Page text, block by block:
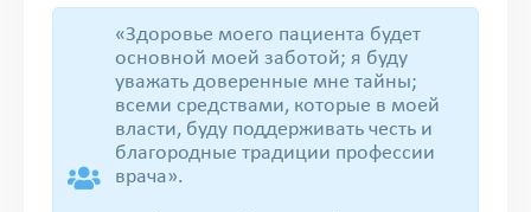
«Здоровье моего пациента будет
основной моей заботой; я буду
уважать доверенные мне тайны;
всеми средствами, которые в моей
власти, буду поддерживать честь и
благородные традиции профессии
врача».